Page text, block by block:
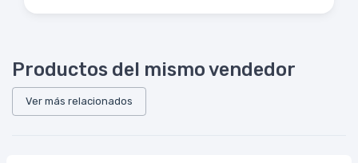
Productos del mismo vendedor
Ver más relacionados